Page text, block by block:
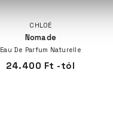
CHLOÉ
Nomade
Eau De Parfum Naturelle
24.400 Ft -tól